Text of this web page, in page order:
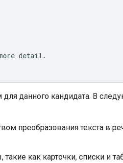
detail.
для данного кандидата. В
преобразования текста в
как карточки, списки и